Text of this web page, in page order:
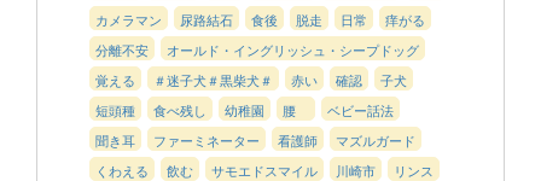
カメラマン
尿路結石 食後 脱走 日常
痒がる
分離不安
オールド・イングリッシュ・シープドッグ
覚える
＃迷子犬＃黒柴犬＃ 赤い 確認
子犬
短頭種
食べ残し 幼稚園 腰
ベビー話法
聞き耳
ファーミネーター 看護師
マズルガード
くわえる
飲む サモエドスマイル 川崎市
リンス